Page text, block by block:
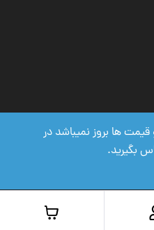
محفوظ است .
ها بروز نمیباشد در
بگیرید.